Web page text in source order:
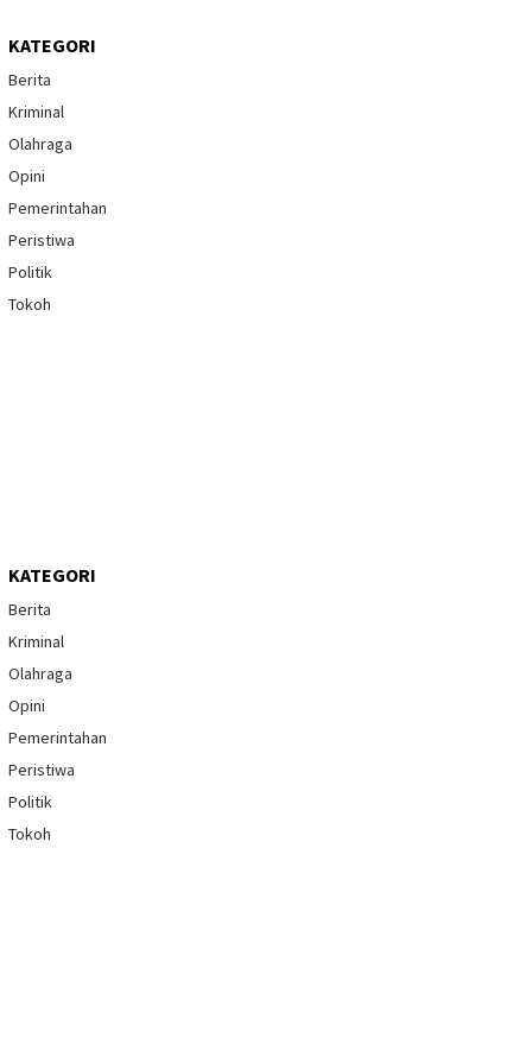
KATEGORI
Berita
Kriminal
Olahraga
Opini
Pemerintahan
Peristiwa
Politik
Tokoh
KATEGORI
Berita
Kriminal
Olahraga
Opini
Pemerintahan
Peristiwa
Politik
Tokoh